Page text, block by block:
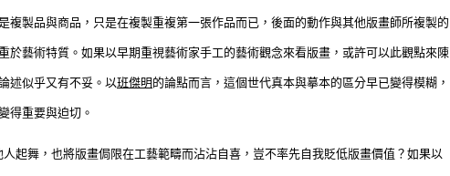
複製品與商品，只是在複製重複第一張作品而已，後面的動作與其他版畫師所複製的
於藝術特質。如果以早期重視藝術家手工的藝術觀念來看版畫，或許可以此觀點來陳
述似乎又有不妥。以班傑明 的論點而言，這個世代真本與摹本的區分早已變得模糊，
得重要與迫切。
起舞，也將版畫侷限在工藝範疇而沾沾自喜，豈不率先自我貶低版畫價值？如果以